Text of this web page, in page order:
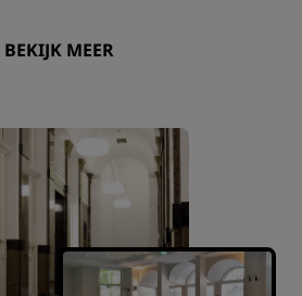
BEKIJK MEER